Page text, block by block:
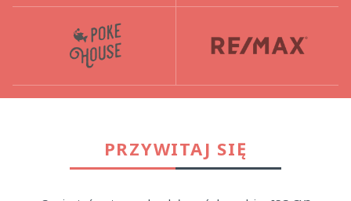
PRZYWITAJ SIĘ